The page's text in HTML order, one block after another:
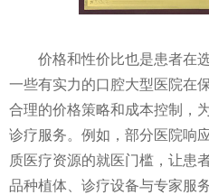
价格和性价比也是患者在
一些有实力的口腔大型医院在
合理的价格策略和成本控制，
诊疗服务。例如，部分医院响
质医疗资源的就医门槛，让患
品种植体、诊疗设备与专家服